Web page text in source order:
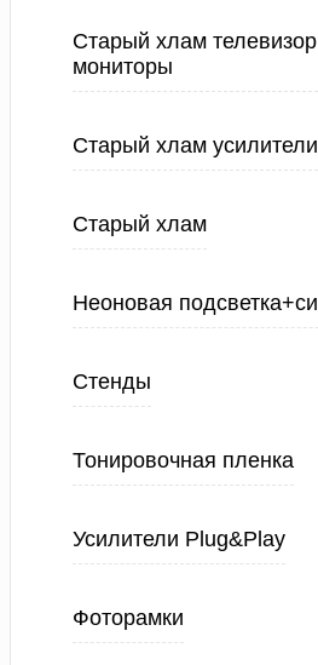
Старый хлам
мониторы
Старый хлам усилители
Старый хлам
Неоновая
Стенды
Тонировочная пленка
Усилители Plug&Play
Фоторамки